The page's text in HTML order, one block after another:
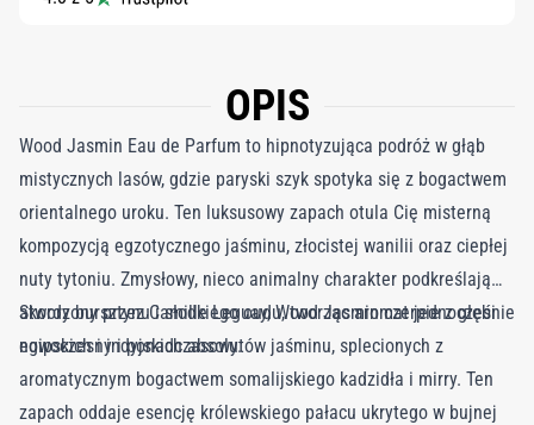
OPIS
Wood Jasmin Eau de Parfum to hipnotyzująca podróż w głąb
mistycznych lasów, gdzie paryski szyk spotyka się z bogactwem
orientalnego uroku. Ten luksusowy zapach otula Cię misterną
kompozycją egzotycznego jaśminu, złocistej wanilii oraz ciepłej
nuty tytoniu. Zmysłowy, nieco animalny charakter podkreślają
akordy bursztynu i słodkiego oudu, tworząc aromat jednocześnie
nowoczesny i ponadczasowy.
Stworzony przez Camille Leguay, Wood Jasmin czerpie z głębi
egipskich i indyjskich absolutów jaśminu, splecionych z
aromatycznym bogactwem somalijskiego kadzidła i mirry. Ten
zapach oddaje esencję królewskiego pałacu ukrytego w bujnej